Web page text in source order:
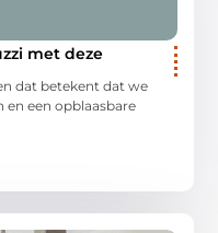
met deze
dat betekent dat we
en een opblaasbare